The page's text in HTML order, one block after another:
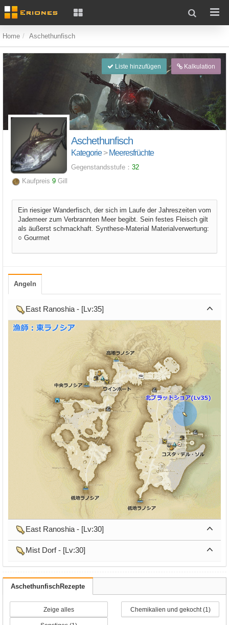
Home Aschethunfisch
Liste hinzufügen Kalkulation
Aschethunfisch
Kategorie> Meeresfrüchte
Gegenstandsstufe： 32
Kaufpreis 9 Gill
Ein riesiger Wanderfisch, der sich im Laufe der Jahreszeiten vom
Jademeer zum Verbrannten Meer begibt. Sein festes Fleisch gilt
als äußerst schmackhaft. Synthese-Material Materialverwertung:
○ Gourmet
Angeln
East Ranoshia - [Lv:35]
East Ranoshia - [Lv:30]
Mist Dorf - [Lv:30]
AschethunfischRezepte
Zeige alles Chemikalien und gekocht (1)